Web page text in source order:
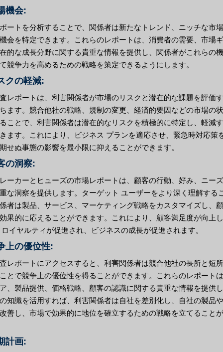
機会:
ートを分析することで、関係者は新たなトレンド、ニッチな市
会を特定できます。これらのレポートは、消費者の需要、市場
的な成長分野に関する貴重な情報を提供し、関係者がこれらの
競争力を高めるための戦略を策定できるようにします。
クの軽減:
レポートは、利害関係者が市場のリスクと潜在的な課題を評価
ます。競合他社の戦略、規制の変更、経済的要因などの市場の
ことで、利害関係者は潜在的なリスクを積極的に特定し、軽減
ます。これにより、ビジネス プランを適応させ、緊急時対応策
せぬ事態の影響を最小限に抑えることができます。
の洞察:
ーカーとヒューズの市場レポートは、顧客の行動、好み、ニー
な洞察を提供します。ターゲット ユーザーをより深く理解する
者は製品、サービス、マーケティング戦略をカスタマイズし、
果的に応えることができます。これにより、顧客満足度が向上
イヤルティが促進され、ビジネスの成長が促進されます。
上の優位性:
レポートにアクセスすると、利害関係者は競合他社の長所と短
とで競争上の優位性を得ることができます。これらのレポート
、製品提供、価格戦略、顧客の認識に関する貴重な情報を提供
知識を活用すれば、利害関係者は自社を差別化し、自社の製品
善し、市場で効果的に地位を確立するための戦略を立てること
計画: